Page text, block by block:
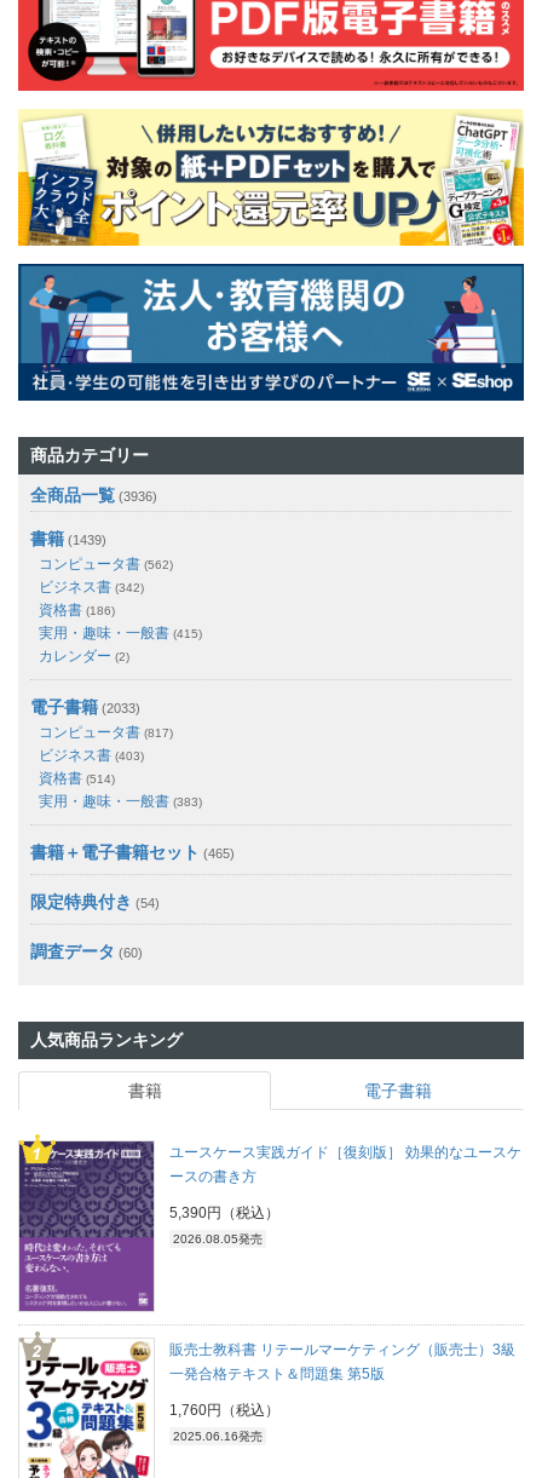
商品カテゴリー
全商品一覧 (3936)
書籍 (1439)
コンピュータ書 (562)
ビジネス書 (342)
資格書 (186)
実用・趣味・一般書 (415)
カレンダー (2)
電子書籍 (2033)
コンピュータ書 (817)
ビジネス書 (403)
資格書 (514)
実用・趣味・一般書 (383)
書籍＋電子書籍セット (465)
限定特典付き (54)
調査データ (60)
人気商品ランキング
書籍 電子書籍
ユースケース実践ガイド［復刻版］ 効果的なユースケ
ースの書き方
5,390円（税込）
2026.08.05発売
販売士教科書 リテールマーケティング（販売士）3級
一発合格テキスト＆問題集 第5版
1,760円（税込）
2025.06.16発売